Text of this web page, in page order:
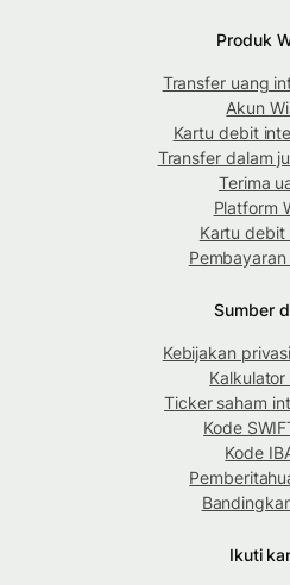
Produk
Transfer uang
Akun
Kartu debit
Transfer dalam
Terima
Platform
Kartu debit
Pembayaran
Sumber
Kebijakan
Kalkulator
Ticker saham
Kode
Kode
Ikuti